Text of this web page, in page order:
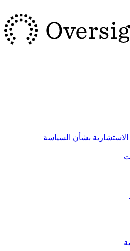
الاستشارية بشأن السياسة